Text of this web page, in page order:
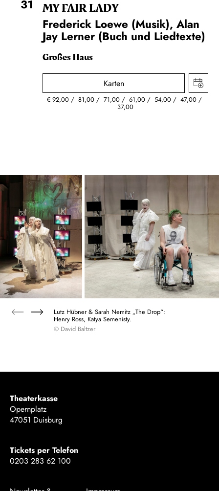
31
MY FAIR LADY
Frederick Loewe (Musik), Alan
Jay Lerner (Buch und Liedtexte)
Großes Haus
Karten
€92,00 81,00 71,00 61,00 54,00 47,00
37,00
Lutz Hübner & Sarah Nemitz „The Drop“:
Henry Ross, Katya Semenisty.
© David Baltzer
Theaterkasse
Opernplatz
47051 Duisburg
Tickets per Telefon
0203 283 62 100